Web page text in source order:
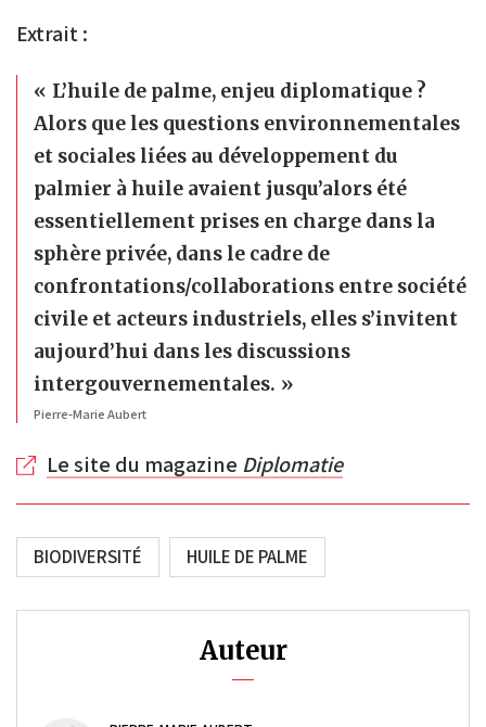
Extrait :
L’huile de palme, enjeu diplomatique ?
Alors que les questions environnementales
et sociales liées au développement du
palmier à huile avaient jusqu’alors été
essentiellement prises en charge dans la
sphère privée, dans le cadre de
confrontations/collaborations entre société
civile et acteurs industriels, elles s’invitent
aujourd’hui dans les discussions
intergouvernementales.
Pierre-Marie Aubert
Le site du magazine Diplomatie
BIODIVERSITÉ HUILE DE PALME
Auteur